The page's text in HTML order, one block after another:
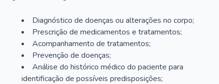
Diagnóstico de doenças ou alterações no corpo;
Prescrição de medicamentos e tratamentos;
Acompanhamento de tratamentos;
Prevenção de doenças;
Análise do histórico médico do paciente para
identificação de possíveis predisposições;